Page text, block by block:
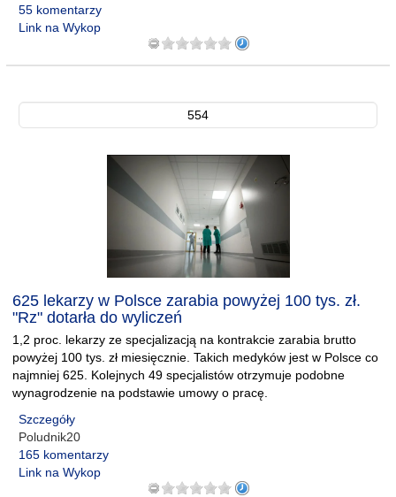
55 komentarzy
Link na Wykop
554
625 lekarzy w Polsce zarabia powyżej 100 tys. zł.
"Rz" dotarła do wyliczeń
1,2 proc. lekarzy ze specjalizacją na kontrakcie zarabia brutto
powyżej 100 tys. zł miesięcznie. Takich medyków jest w Polsce co
najmniej 625. Kolejnych 49 specjalistów otrzymuje podobne
wynagrodzenie na podstawie umowy o pracę.
Szczegóły
Poludnik20
165 komentarzy
Link na Wykop